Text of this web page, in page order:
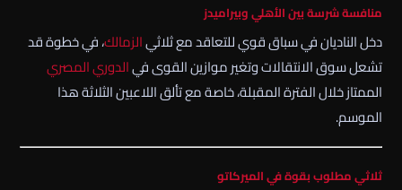
منافسة شرسة بينالأهليوبيراميدز
دخل الناديان في سباق قوي للتعاقد مع ثلاثيالزمالك، في خطوة قد
تشعل سوق الانتقالات وتغير موازين القوى فيالدوري المصري
الممتازخلال الفترة المقبلة، خاصة مع تألق اللاعبين الثلاثة هذا
الموسم.
ثلاثي مطلوب بقوة في الميركاتو